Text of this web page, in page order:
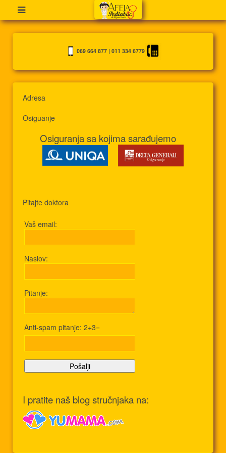
069 664 877 | 011 334 6779
Adresa
Osiguanje
Osiguranja sa kojima sarađujemo
Pitajte doktora
Vaš email:
Naslov:
Pitanje:
Anti-spam pitanje: 2+3=
I pratite naš blog stručnjaka na: